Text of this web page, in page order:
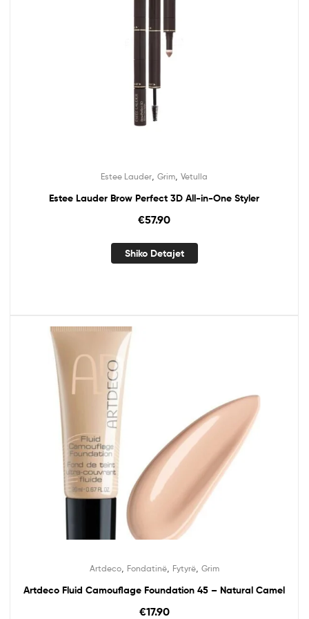
Estee Lauder Grim Vetulla
Estee Lauder Brow Perfect 3D All-in-One Styler
€57.90
Shiko Detajet
Artdeco, Fondatinë, Fytyrë, Grim
Artdeco Fluid Camouflage Foundation 45 – Natural Camel
€17.90